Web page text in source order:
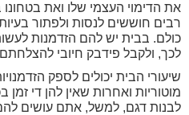
את הדימוי העצמי שלו ואת בטחונו
רבים חוששים לנסות ולפתור
כולם. בבית יש להם הזדמנות
לכך, ולקבל פידבק חיובי
שיעורי הבית יכולים לספק
מוטוריות ואחרות שאין להן די
לבנות דגם, למשל, אתם עושים